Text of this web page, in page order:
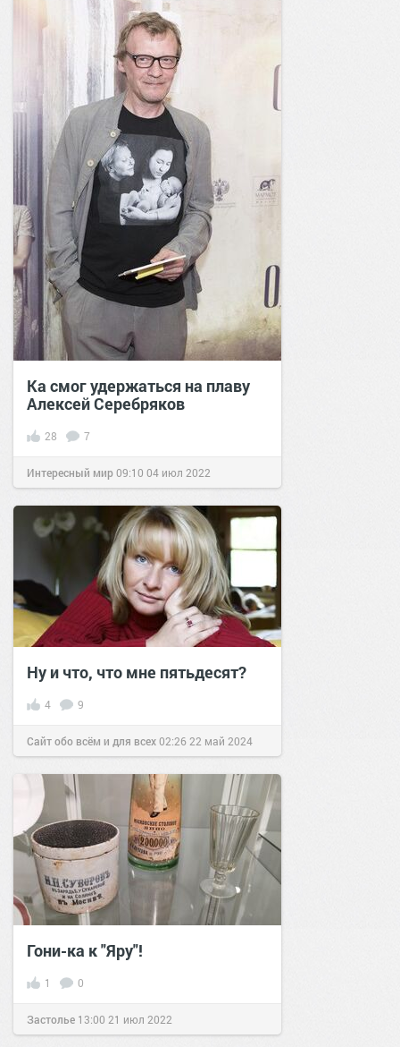
Ка смог удержаться на плаву
Алексей Серебряков
28 7
Интересный мир09:10 04 июл 2022
Ну и что, что мне пятьдесят?
4 9
Сайт обо всём и для всех02:2622 май 2024
Гони-ка к "Яру"!
1 0
Застолье 13:00 21 июл 2022